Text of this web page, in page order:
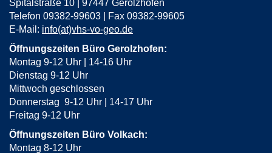
Spitalstraße 10 | 97447 Gerolzhofen
Telefon 09382-99603 | Fax 09382-99605
E-Mail: info(at)vhs-vo-geo.de
Öffnungszeiten Büro Gerolzhofen:
Montag 9-12 Uhr | 14-16 Uhr
Dienstag 9-12 Uhr
Mittwoch geschlossen
Donnerstag 9-12 Uhr | 14-17 Uhr
Freitag 9-12 Uhr
Öffnungszeiten Büro Volkach:
Montag 8-12 Uhr